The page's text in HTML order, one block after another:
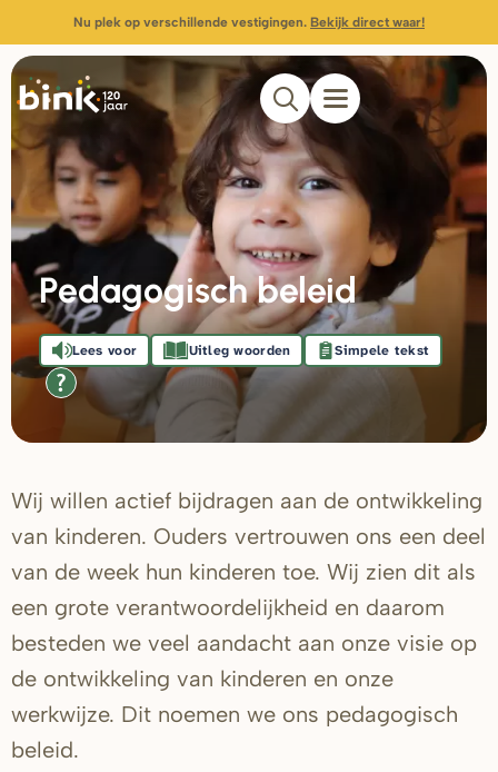
Nu plek op verschillende vestigingen. Bekijk direct waar!
Pedagogisch beleid
Lees voor Uitleg woorden Simpele tekst
Wij willen actief bijdragen aan de ontwikkeling
van kinderen. Ouders vertrouwen ons een deel
van de week hun kinderen toe. Wij zien dit als
een grote verantwoordelijkheid en daarom
besteden we veel aandacht aan onze visie op
de ontwikkeling van kinderen en onze
werkwijze. Dit noemen we ons pedagogisch
beleid.